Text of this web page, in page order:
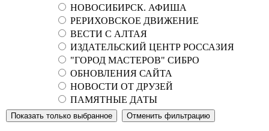
НОВОСИБИРСК. АФИША
РЕРИХОВСКОЕ ДВИЖЕНИЕ
ВЕСТИ С АЛТАЯ
ИЗДАТЕЛЬСКИЙ ЦЕНТР РОССАЗИЯ
"ГОРОД МАСТЕРОВ" СИБРО
ОБНОВЛЕНИЯ САЙТА
НОВОСТИ ОТ ДРУЗЕЙ
ПАМЯТНЫЕ ДАТЫ